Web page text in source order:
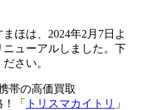
ほは、2024年2月7日よ
ューアルしました。下
さい。
帯の高価買取
「
トリスマカイトリ 」